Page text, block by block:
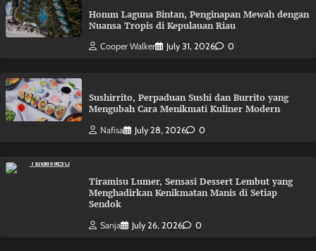
Homm Laguna Bintan, Penginapan Mewah dengan
Nuansa Tropis di Kepulauan Riau
Cooper Walker July 31, 2026 0
Sushirrito, Perpaduan Sushi dan Burrito yang
Mengubah Cara Menikmati Kuliner Modern
Nafisa July 28, 2026 0
Tiramisu Lumer, Sensasi Dessert Lembut yang
Menghadirkan Kenikmatan Manis di Setiap
Sendok
Sanja July 26, 2026 0